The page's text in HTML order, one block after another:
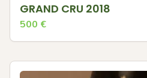
GRAND CRU 2018
500 €